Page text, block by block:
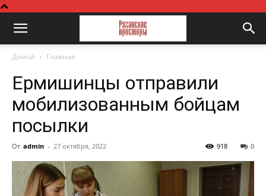
Домой Главная
Ермишинцы отправили
мобилизованным бойцам
посылки
От admin - 27 октября, 2022 0
918